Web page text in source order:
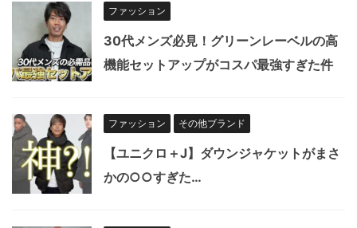
ファッション
30代メンズ必見！グリーンレーベルの高
機能セットアップがコスパ最強すぎた件
ファッション その他ブランド
【ユニクロ＋J】ダウンジャケットがまさ
かの○○すぎた…